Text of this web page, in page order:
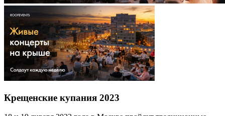
Крещенские купания 2023